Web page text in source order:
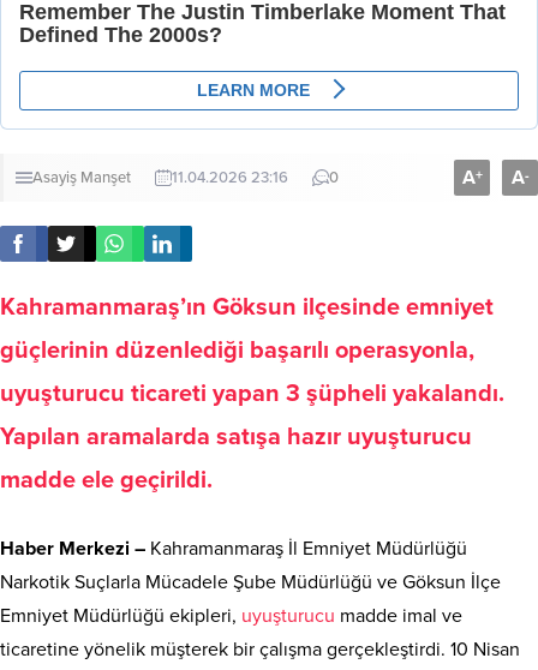
Asayiş Manşet 11.04.2026 23:16 0 A+ A-
Kahramanmaraş’ın Göksun ilçesinde emniyet
güçlerinin düzenlediği başarılı operasyonla,
uyuşturucu ticareti yapan 3 şüpheli yakalandı.
Yapılan aramalarda satışa hazır uyuşturucu
madde ele geçirildi.
Haber Merkezi – Kahramanmaraş İl Emniyet Müdürlüğü
Narkotik Suçlarla Mücadele Şube Müdürlüğü ve Göksun İlçe
Emniyet Müdürlüğü ekipleri, uyuşturucu madde imal ve
ticaretine yönelik müşterek bir çalışma gerçekleştirdi. 10 Nisan